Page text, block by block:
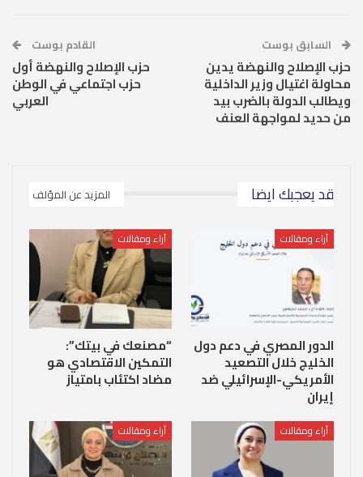
السابق بوست
حزب الإصلاح والنهضة يدين
محاولة اغتيال وزير الداخلية
ويطالب الدولة بالضرب بيد
من حديد لمواجهة العنف
القادم بوست
حزب الإصلاح والنهضة أول
حزب اجتماعي في الوطن
العربي
قد يعجبك ايضا المزيد عن المؤلف
آراء ومقالات
الدور المصري في دعم دول
الخليج خلال التصعيد
الأمريكي-الإسرائيلي ضد
إيران
آراء ومقالات
“مصنعك في بيتك”:
التمكين الاقتصادي هو
مضاد اكتئاب بامتياز
آراء ومقالات آراء ومقالات